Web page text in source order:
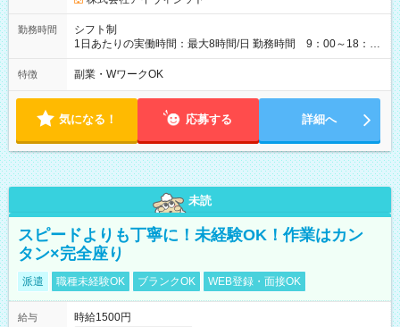
勤務時間
シフト制
1日あたりの実働時間：最大8時間/日 勤務時間 9：00～18：
00(実働8h、休憩1h) 土日祝含む週3日～OK、シフト制 ※もちろ
ん週5日勤務もOK♪ 勤務期間：2026年8月12日～9月9日※リスト
特徴 副業・WワークOK
気になる！ 応募する 詳細へ
未読
スピードよりも丁寧に！未経験OK！作業はカン
タン×完全座り
派遣 職種未経験OK ブランクOK WEB登録・面接OK
給与
時給1500円